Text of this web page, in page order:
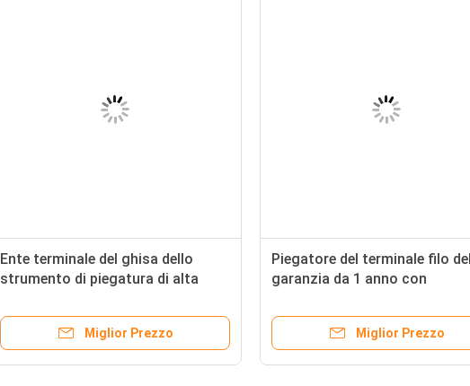
Ente terminale del ghisa dello
strumento di piegatura di alta
Miglior Prezzo
Piegatore del terminale filo
garanzia da 1 anno con
della giuntura del cavo
Miglior Prezzo